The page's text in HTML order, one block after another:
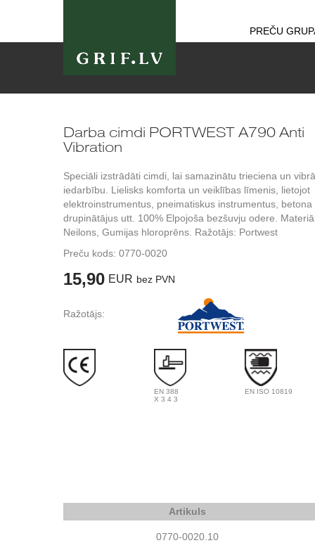
PREČU
Darba cimdi PORTWEST A790 Anti
Vibration
Speciāli izstrādāti cimdi, lai samazinātu trieciena un
iedarbību. Lielisks komforta un veiklības līmenis, lietojot
elektroinstrumentus, pneimatiskus instrumentus, betona
drupinātājus utt. 100% Elpojoša bezšuvju odere.
Neilons, Gumijas hloroprēns. Ražotājs: Portwest
Preču kods: 0770-0020
15,90 EUR bez PVN
Ražotājs:
EN 388
X 3 4 3
EN ISO 10819
Artikuls
0770-0020.10